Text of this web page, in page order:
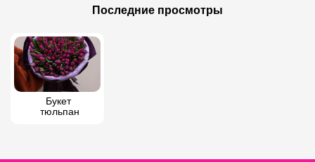
Цветы в коробке Розы в корзине
Последние просмотры
Букет
тюльпан